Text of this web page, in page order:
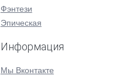
Фэнтези
Эпическая
Информация
Мы Вконтакте